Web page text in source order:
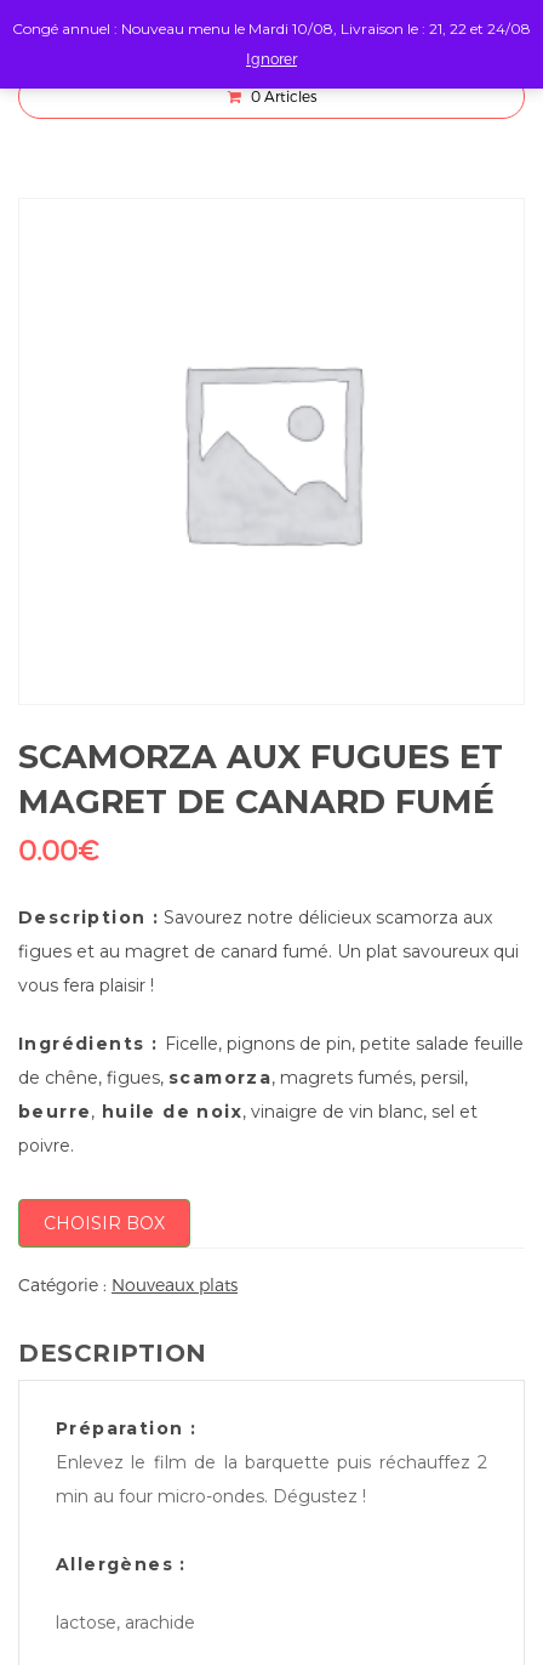
0 Articles
SCAMORZA AUX FUGUES ET
MAGRET DE CANARD FUMÉ
0.00€
Description : Savourez notre délicieux scamorza aux
figues et au magret de canard fumé. Un plat savoureux qui
vous fera plaisir !
Ingrédients : Ficelle, pignons de pin, petite salade feuille
de chêne, figues, scamorza, magrets fumés, persil,
beurre, huile de noix, vinaigre de vin blanc, sel et
poivre.
CHOISIR BOX
Catégorie : Nouveaux plats
DESCRIPTION
Préparation :
Enlevez le film de la barquette puis réchauffez 2
min au four micro-ondes. Dégustez !
Allergènes :
lactose, arachide
Congé annuel : Nouveau menu le Mardi 10/08, Livraison le : 21, 22 et 24/08
Ignorer